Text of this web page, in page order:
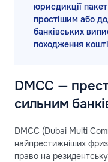
юрисдикції
простішим або
банківських
походження
DMCC —
сильним
DMCC (Dubai Multi
найпрестижніших
право на